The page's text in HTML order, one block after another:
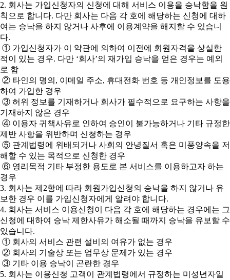
2. 회사는 가입신청자의 신청에 대해 서비스 이용을 승낙함을 원
칙으로 합니다. 다만 회사는 다음 각 호에 해당하는 신청에 대하
여는 승낙을 하지 않거나 사후에 이용계약을 해지할 수 있습니
다.
① 가입신청자가 이 약관에 의하여 이전에 회원자격을 상실한
적이 있는 경우. 다만 ‘회사’의 재가입 승낙을 얻은 경우는 예외
로 함
② 타인의 명의, 이메일 주소, 휴대전화 번호 등 개인정보를 도용
하여 가입한 경우
③ 허위 정보를 기재하거나 회사가 필수적으로 요구하는 사항을
기재하지 않은 경우
④ 이용자 귀책사유로 인하여 승인이 불가능하거나 기타 규정한
제반 사항을 위반하며 신청하는 경우
⑤ 관계법령에 위배되거나 사회의 안녕질서 혹은 미풍양속을 저
해할 수 있는 목적으로 신청한 경우
⑥ 영리목적 기타 부정한 용도로 본 서비스를 이용하고자 하는
경우
3. 회사는 제2항에 따라 회원가입신청의 승낙을 하지 않거나 유
보한 경우 이를 가입신청자에게 알려야 합니다.
4. 회사는 서비스 이용신청이 다음 각 호에 해당하는 경우에는 그
신청에 대하여 승낙 제한사유가 해소될 때까지 승낙을 유보할 수
있습니다.
① 회사의 서비스 관련 설비의 여유가 없는 경우
② 회사의 기술상 또는 업무상 문제가 있는 경우
③ 기타 이용 승낙이 곤란한 경우
5. 회사는 이용신청 고객이 관계법령에서 규정하는 미성년자일